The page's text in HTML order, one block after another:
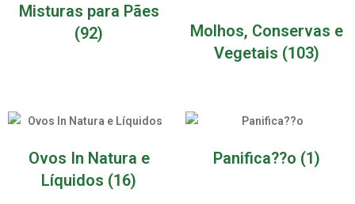
Misturas para Pães
(92)
Molhos, Conservas e
Vegetais (103)
Ovos In Natura e
Líquidos (16)
Panifica??o (1)